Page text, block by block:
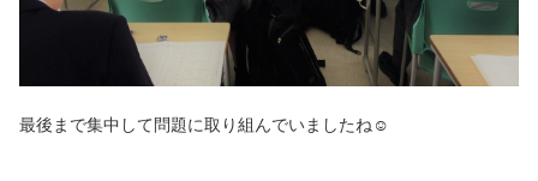
最後まで集中して問題に取り組んでいましたね☺